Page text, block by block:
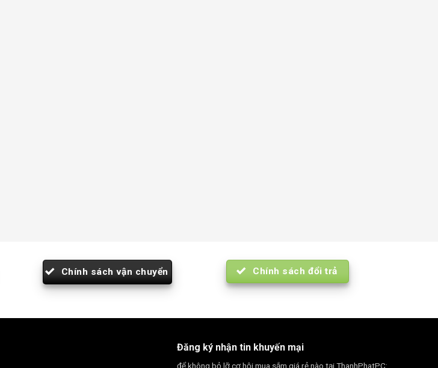
Chính sách vận chuyển Chính sách đổi trả
Đăng ký nhận tin khuyến mại
để không bỏ lỡ cơ hội mua sắm giá rẻ nào tại ThanhPhatPC: